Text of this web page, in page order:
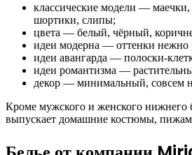
классические модели — маечки,
шортики, слипы;
цвета — белый, чёрный,
идеи модерна — оттенки нежно
идеи авангарда — полоски-
идеи романтизма —
декор — минимальный, совсем
Кроме мужского и женского нижнего
выпускает домашние костюмы,